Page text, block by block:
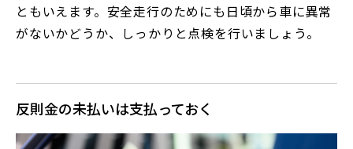
ともいえます。安全走行のためにも日頃から車に異常
がないかどうか、しっかりと点検を行いましょう。
反則金の未払いは支払っておく